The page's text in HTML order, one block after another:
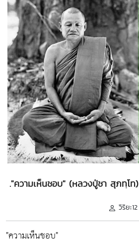
."ความเห็นชอบ" (หลวงปู่ชา สุภทฺโท)
วิริยะ12
"ความเห็นชอบ"